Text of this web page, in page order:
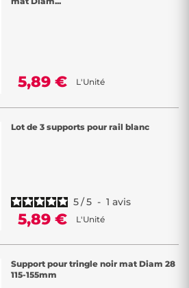
5,89 € L'Unité
Lot de 3 supports pour rail blanc
5/5 - 1 avis
5,89 € L'Unité
Support pour tringle noir mat Diam 28
115-155mm